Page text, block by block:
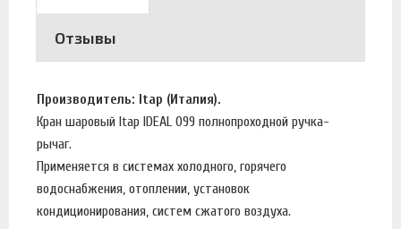
Отзывы
Производитель: Itap (Италия).
Кран шаровый Itap IDEAL 099 полнопроходной ручка-
рычаг.
Применяется в системах холодного, горячего
водоснабжения, отоплении, установок
кондиционирования, систем сжатого воздуха.